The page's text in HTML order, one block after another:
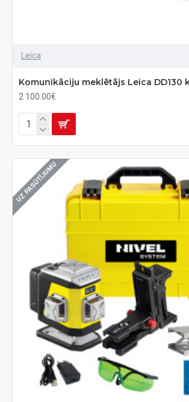
Leica
Komunikāciju meklētājs Leica DD130
2 100.00€
UZ PASŪTĪJUMU